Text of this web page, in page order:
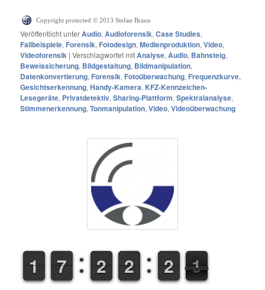
Copyright protected © 2013 Stefan Braun
Veröffentlicht unterAudio,Audioforensik,Case Studies,
Fallbeispiele, Forensik, Fotodesign,Medienproduktion,Video,
Videoforensik |Verschlagwortet mitAnalyse,Audio, Bahnsteig,
Beweissicherung, Bildgestaltung, Bildmanipulation,
Datenkonvertierung, Forensik, Fotoüberwachung, Frequenzkurve,
Gesichtserkennung,Handy-Kamera, KFZ-Kennzeichen-
Lesegeräte, Privatdetektiv,Sharing-Plattform,Spektralanalyse,
Stimmenerkennung,Tonmanipulation,Video,Videoüberwachung
1
1
1
1 6
6
7
7 1
1
2
2 1
1
2
2 1
2
2 1
1
2